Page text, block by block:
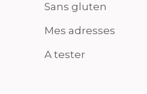
Sans gluten
Mes adresses
A tester